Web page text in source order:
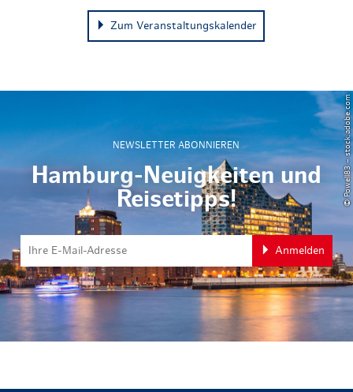
Zum Veranstaltungskalender
NEWSLETTER ABONNIEREN
Hamburg-Neuigkeiten und
Reisetipps!
Anmelden
© Powell83 – stock.adobe.com